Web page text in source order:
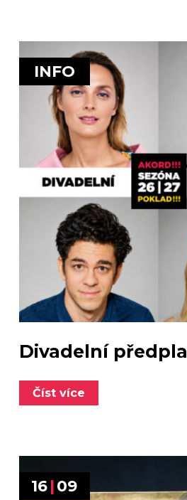
INFO
Divadelní
Číst více
16|09